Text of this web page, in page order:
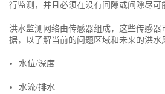
行监测，并且必须在没有间隙或间隙尽可
洪水监测网络由传感器组成，这些传感器
据，以了解当前的问题区域和未来的洪水
水位/深度
水流/排水